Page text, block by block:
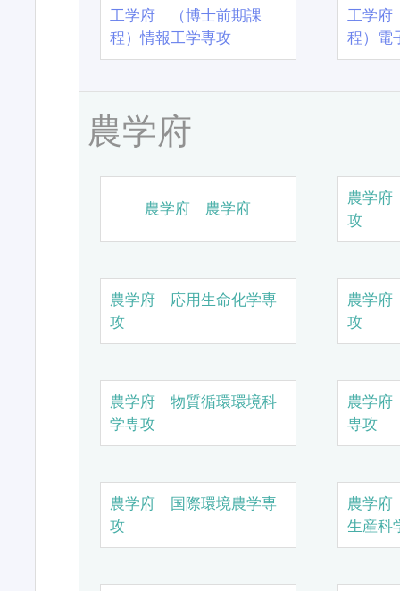
工学府 （博士前期課
程）情報工学専攻
工学
程）電
農学府
農学府 農学府
農学
攻
農学府 応用生命化学専
攻
農学
攻
農学府 物質循環環境科
学専攻
農学
専攻
農学府 国際環境農学専
攻
農学
生産科